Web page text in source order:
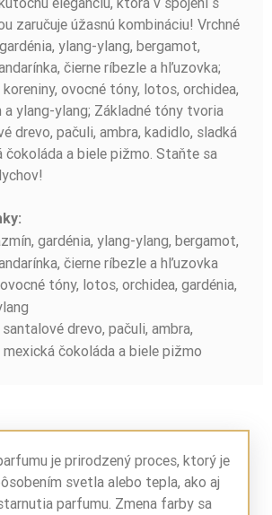
zaručuje úžasnú kombináciu! Vrchné
ylang-ylang, bergamot,
čierne ríbezle a hľuzovka;
ovocné tóny, lotos, orchidea,
a ylang-ylang; Základné tóny tvoria
drevo, pačuli, ambra, kadidlo, sladká
čokoláda a biele pižmo. Staňte sa
gardénia, ylang-ylang, bergamot,
čierne ríbezle a hľuzovka
tóny, lotos, orchidea, gardénia,
drevo, pačuli, ambra,
čokoláda a biele pižmo
je prirodzený proces, ktorý je
svetla alebo tepla, ako aj
parfumu. Zmena farby sa